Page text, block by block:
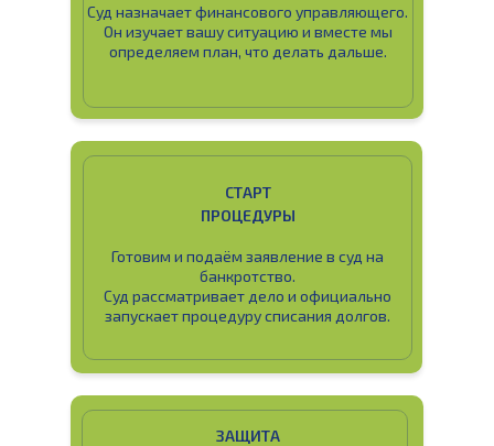
СТАРТ
ПРОЦЕДУРЫ
Готовим и подаём заявление в суд на
банкротство.
Суд рассматривает дело и официально
запускает процедуру списания долгов.
Суд назначает финансового управляющего.
Он изучает вашу ситуацию и вместе мы
определяем план, что делать дальше.
ЗАЩИТА